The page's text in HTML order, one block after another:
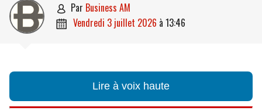
 par Business AM
 vendredi 3 juillet 2026 à 13:46
Lire à voix haute